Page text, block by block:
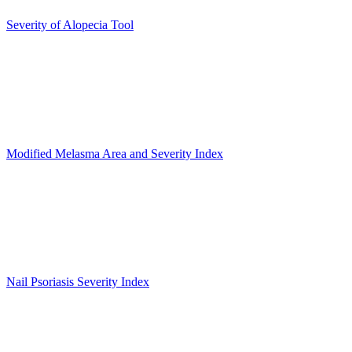
Severity of Alopecia Tool
Modified Melasma Area and Severity Index
Nail Psoriasis Severity Index